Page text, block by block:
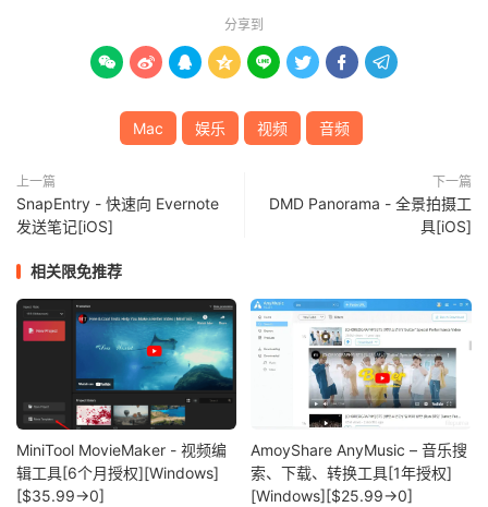
分享到
       
Mac 娱乐 视频 音频
上一篇
SnapEntry - 快速向 Evernote
发送笔记[iOS]
下一篇
DMD Panorama - 全景拍摄工
具[iOS]
相关限免推荐
MiniTool MovieMaker - 视频编
辑工具[6个月授权][Windows]
[$35.99→0]
AmoyShare AnyMusic – 音乐搜
索、下载、转换工具[1年授权]
[Windows][$25.99→0]